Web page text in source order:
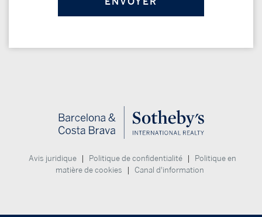
Avis juridique Politique de confidentialité
Politique en
matière de cookies
Canal d'information